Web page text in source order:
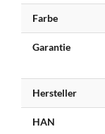
Farbe
Garantie
Hersteller
HAN